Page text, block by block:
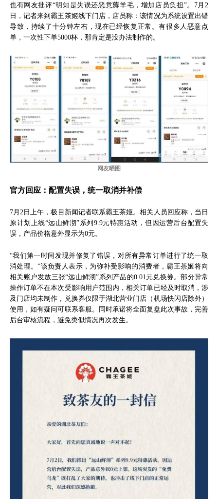
也有网友批评“明知是失误还恶意薅羊毛，增加店员负担”。7月2
日，记者来到霸王茶姬线下门店，店员称：该情况为系统设置出错
导致，持续了十分钟左右，现在已经恢复正常。有很多人恶意点
单，一次性下单5000杯，那肯定是没办法制作的。
网友晒图
官方回应：配置失误，统一取消并补偿
7月2日上午，极目新闻记者联系霸王茶姬。相关人员回应称，当日
原计划上线“远山鲜沏”系列9.9元特惠活动，但因运营后台配置失
误，产品价格意外显示为0元。
“我们第一时间发现并修复了错误，对所有异常订单进行了统一取
消处理。”该负责人表示，为弥补受影响的消费者，霸王茶姬将向
相关账户发放三张“远山鲜沏”系列产品的0.01元兑换券。部分异常
操作订单不在本次受影响用户范围内，相关订单已经及时取消，涉
及门店均未制作，兑换券仅限于湖北营业门店（机场快闪店除外）
使用，如有疑问可联系客服。同时承诺将全面复盘此次事故，完善
后台审核流程，避免类似情况再次发生。